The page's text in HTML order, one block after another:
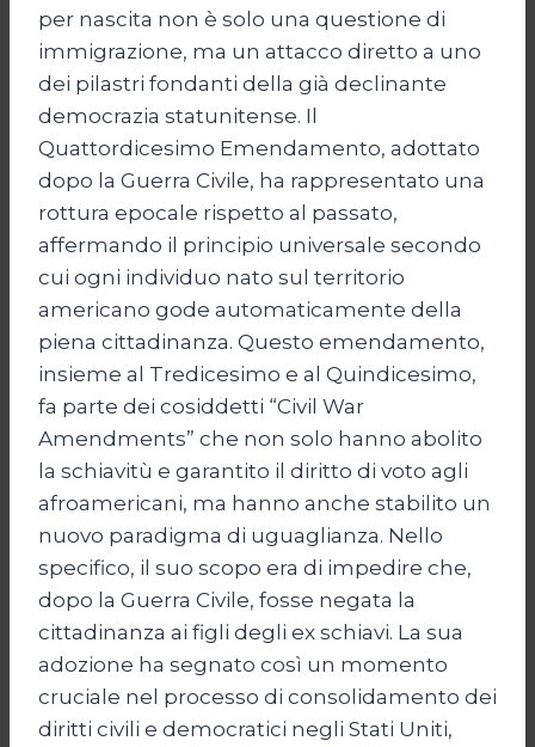
per nascita non è solo una questione di
immigrazione, ma un attacco diretto a uno
dei pilastri fondanti della già declinante
democrazia statunitense. Il
Quattordicesimo Emendamento, adottato
dopo la Guerra Civile, ha rappresentato una
rottura epocale rispetto al passato,
affermando il principio universale secondo
cui ogni individuo nato sul territorio
americano gode automaticamente della
piena cittadinanza. Questo emendamento,
insieme al Tredicesimo e al Quindicesimo,
fa parte dei cosiddetti “Civil War
Amendments” che non solo hanno abolito
la schiavitù e garantito il diritto di voto agli
afroamericani, ma hanno anche stabilito un
nuovo paradigma di uguaglianza. Nello
specifico, il suo scopo era di impedire che,
dopo la Guerra Civile, fosse negata la
cittadinanza ai figli degli ex schiavi. La sua
adozione ha segnato così un momento
cruciale nel processo di consolidamento dei
diritti civili e democratici negli Stati Uniti,